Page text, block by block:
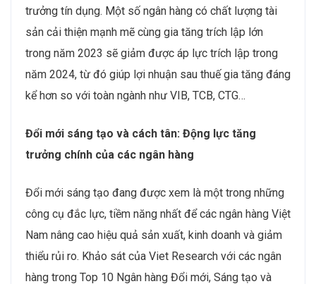
trưởng tín dụng. Một số ngân hàng có chất lượng tài
sản cải thiện mạnh mẽ cùng gia tăng trích lập lớn
trong năm 2023 sẽ giảm được áp lực trích lập trong
năm 2024, từ đó giúp lợi nhuận sau thuế gia tăng đáng
kể hơn so với toàn ngành như VIB, TCB, CTG…
Đổi mới sáng tạo và cách tân: Động lực tăng
trưởng chính của các ngân hàng
Đổi mới sáng tạo đang được xem là một trong những
công cụ đắc lực, tiềm năng nhất để các ngân hàng Việt
Nam nâng cao hiệu quả sản xuất, kinh doanh và giảm
thiểu rủi ro. Khảo sát của Viet Research với các ngân
hàng trong Top 10 Ngân hàng Đổi mới, Sáng tạo và